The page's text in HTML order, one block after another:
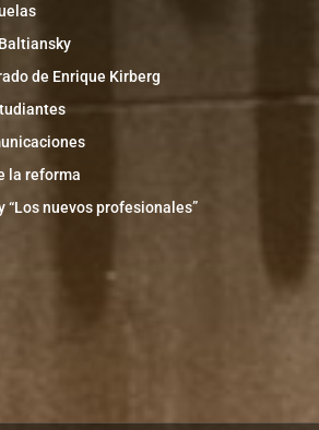
de Enrique Kirberg
la reforma
“Los nuevos profesionales”